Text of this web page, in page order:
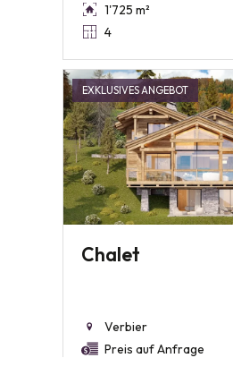
1'725 m²
4
EXKLUSIVES ANGEBOT
Chalet
Verbier
Preis auf Anfrage